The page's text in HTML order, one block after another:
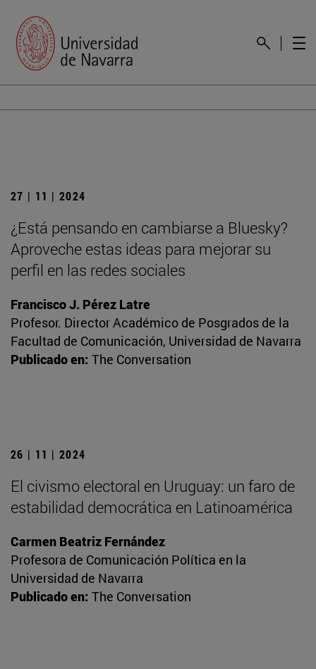
27 | 11 | 2024
¿Está pensando en cambiarse a Bluesky?
Aproveche estas ideas para mejorar su
perfil en las redes sociales
Francisco J. Pérez Latre
Profesor. Director Académico de Posgrados de la
Facultad de Comunicación, Universidad de Navarra
Publicado en: The Conversation
26 | 11 | 2024
El civismo electoral en Uruguay: un faro de
estabilidad democrática en Latinoamérica
Carmen Beatriz Fernández
Profesora de Comunicación Política en la
Universidad de Navarra
Publicado en: The Conversation